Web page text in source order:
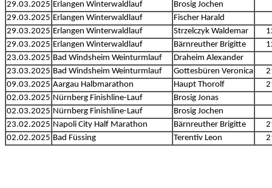
29.03.2025 Erlangen Winterwaldlauf
Brosig Jochen
29.03.2025 Erlangen Winterwaldlauf
Fischer Harald
29.03.2025 Erlangen Winterwaldlauf Strzelczyk Waldemar
29.03.2025 Erlangen Winterwaldlauf Bärnreuther Brigitte
23.03.2025 Bad Windsheim Weinturmlauf
Draheim Alexander
23.03.2025 Bad Windsheim Weinturmlauf Gottesbüren Veronica
09.03.2025 Aargau Halbmarathon Haupt Thorolf
02.03.2025 Nürnberg Finishline-Lauf
Brosig Jonas
02.03.2025 Nürnberg Finishline-Lauf
Brosig Jochen
23.02.2025 Napoli City Half Marathon Bärnreuther Brigitte
02.02.2025 Bad Füssing Terentiv Leon